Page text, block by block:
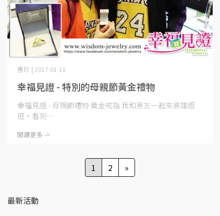
幸福見證 - 特別的母親節黃金禮物
惠珍 | 2017-01-11
幸福見證 - 母親節禮物 黃金戒指 我和男友一起來高雄逛
逛，看到⋯
閱讀更多 ->
1 2 »
最新活動